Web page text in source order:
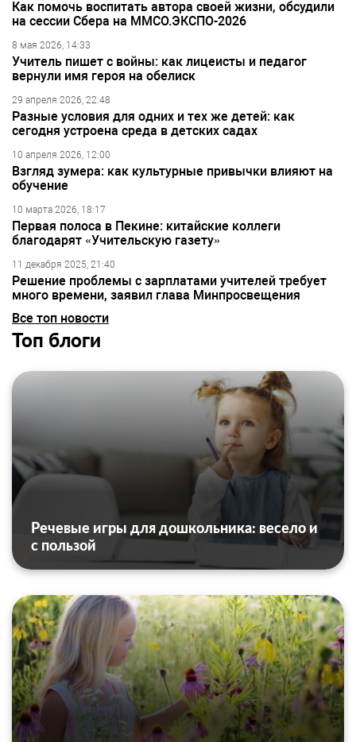
Как помочь воспитать автора своей жизни, обсудили
на сессии Сбера на ММСО.ЭКСПО-2026
8 мая 2026, 14:33
Учитель пишет с войны: как лицеисты и педагог
вернули имя героя на обелиск
29 апреля 2026, 22:48
Разные условия для одних и тех же детей: как
сегодня устроена среда в детских садах
10 апреля 2026, 12:00
Взгляд зумера: как культурные привычки влияют на
обучение
10 марта 2026, 18:17
Первая полоса в Пекине: китайские коллеги
благодарят «Учительскую газету»
11 декабря 2025, 21:40
Решение проблемы с зарплатами учителей требует
много времени, заявил глава Минпросвещения
Все топ новости
Топ блоги
Речевые игры для дошкольника: весело и
с пользой